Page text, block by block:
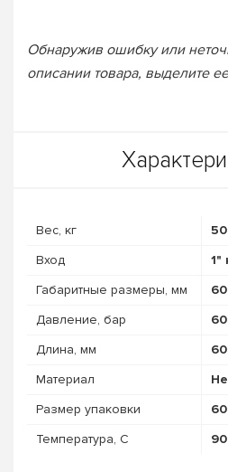
Обнаружив ошибку или
описании товара, выделите
Вес, кг
50
Вход
1"
Габаритные размеры, мм
Давление, бар
Длина, мм
Материал
Размер упаковки
Температура, C
90